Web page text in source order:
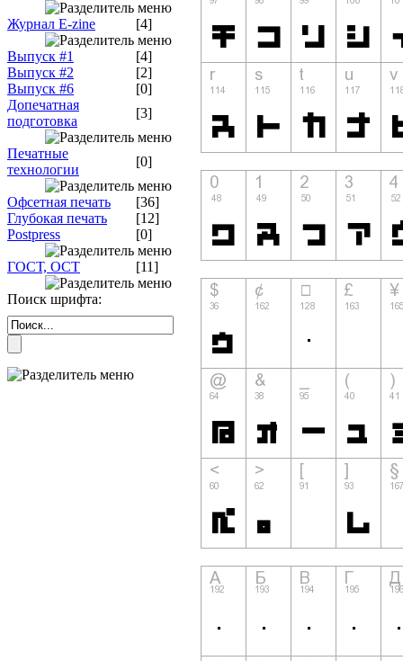
Журнал E-zine [4]
Выпуск #1
[4]
Выпуск #2
[2]
Выпуск #6
[0]
Допечатная
подготовка
[3]
Печатные
технологии
[0]
Офсетная печать
[36]
Глубокая печать
[12]
Postpress
[0]
ГОСТ, ОСТ [11]
Поиск шрифта: